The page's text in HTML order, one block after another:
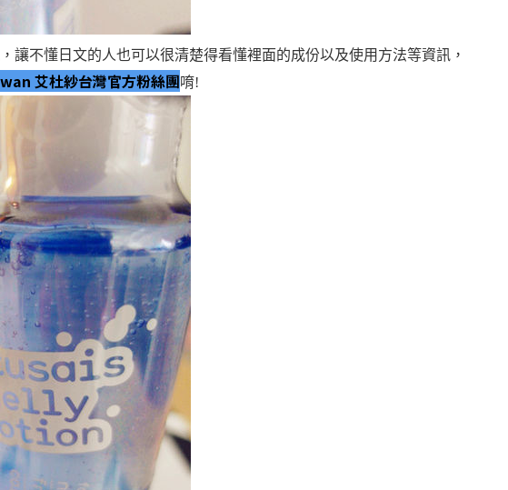
讓不懂日文的人也可以很清楚得看懂裡面的成份以及使用方法等資訊，
艾杜紗台灣官方粉絲團唷!